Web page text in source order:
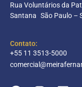
Rua Voluntários da
Santana São Paulo –
Contato:
+55 11 3513-5000